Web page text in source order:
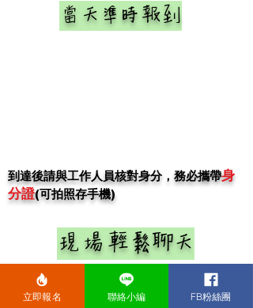
當天準時報到
​到達後請與工作人員核對身分，務必攜帶身
分證(可拍照存手機)
現場輕鬆聊天
立即報名 聯絡小編 FB粉絲團